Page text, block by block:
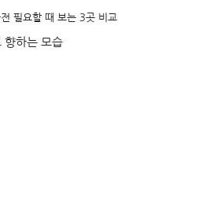
필요할 때 보는 3곳 비교